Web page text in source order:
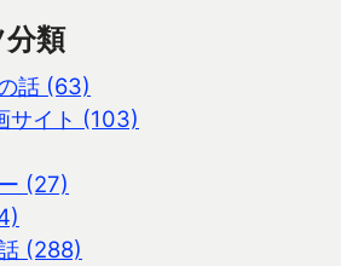
類
話 (63)
サイト (103)
(27)
(288)